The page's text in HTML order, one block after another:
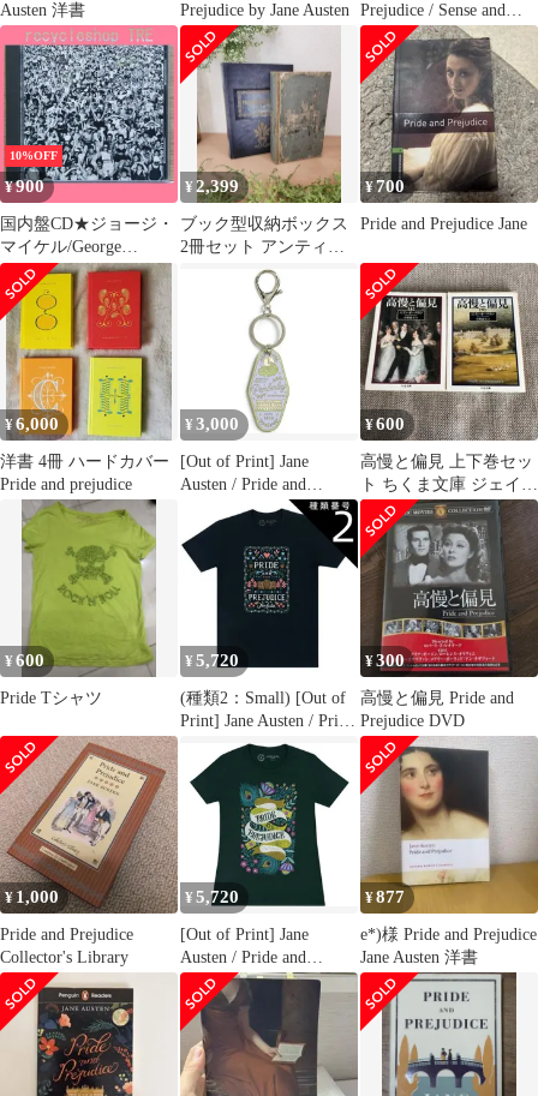
Austen 洋書
Prejudice by Jane Austen Prejudice / Sense and
Sensibility [Imp
10%OFF
¥900
国内盤CD★ジョージ・
マイケル/George
Michael■ LITSEN
WITHOUT PREJUDICE
VOL.1
【ESCA5160/498801051
6024】I03376
¥2,399
ブック型収納ボックス
2冊セット アンティー
ク調洋書デザイン イ
¥700
Pride and Prejudice Jane
¥6,000
洋書 4冊 ハードカバー
Pride and prejudice
¥ 3,000
[Out of Print] Jane
Austen / Pride and
Prejudice - Pemberley
Keychain - 高慢と偏見
キーホルダー
¥600
高慢と偏見 上下巻セッ
ト ちくま文庫 ジェイ
ン・オースティン
¥600
Pride Tシャツ
¥ 5,720
(種類2：Small) [Out of
Print] Jane Austen / Pride
and Prejudice Tee
(Midnight Navy) [Puffin
in Bloom] - 高慢と偏見
Tシャツ
¥300
高慢と偏見 Pride and
Prejudice DVD
¥ 1,000
Pride and Prejudice
Collector's Library
¥ 5,720
[Out of Print] Jane
Austen / Pride and
Prejudice Women's Tee 9
(Forest Green)
¥877
e*)様 Pride and Prejudice
Jane Austen 洋書